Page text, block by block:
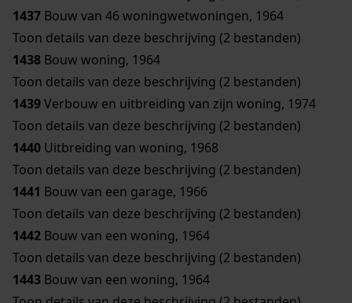
1437 Bouw van 46 woningwetwoningen, 1964
Toon details van deze beschrijving (2 bestanden)
1438 Bouw woning, 1964
Toon details van deze beschrijving (2 bestanden)
1439Verbouw en uitbreiding van zijn woning, 1974
Toon details van deze beschrijving (2 bestanden)
1440 Uitbreiding van woning, 1968
Toon details van deze beschrijving (2 bestanden)
1441 Bouw van een garage, 1966
Toon details van deze beschrijving (2 bestanden)
1442 Bouw van een woning, 1964
Toon details van deze beschrijving (2 bestanden)
1443 Bouw van een woning, 1964